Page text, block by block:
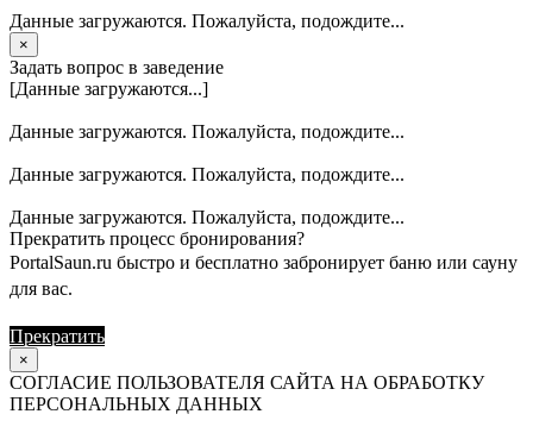
Данные загружаются. Пожалуйста, подождите...
×
Задать вопрос в заведение
[Данные загружаются...]
Данные загружаются. Пожалуйста, подождите...
Данные загружаются. Пожалуйста, подождите...
Данные загружаются. Пожалуйста, подождите...
Прекратить процесс бронирования?
PortalSaun.ru быстро и бесплатно забронирует баню или сауну
для вас.
Прекратить
×
СОГЛАСИЕ ПОЛЬЗОВАТЕЛЯ САЙТА НА ОБРАБОТКУ
ПЕРСОНАЛЬНЫХ ДАННЫХ